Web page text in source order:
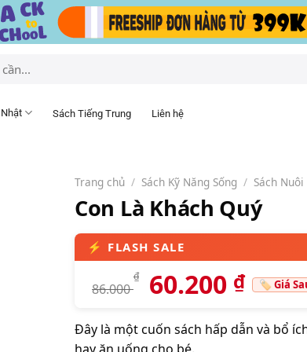
Sách Tiếng Trung Liên hệ
Trang chủ / Sách Kỹ Năng Sống / Sách
Con Là Khách Quý
86.000
₫ 60.200 ₫
Đây là một cuốn sách hấp dẫn và bổ